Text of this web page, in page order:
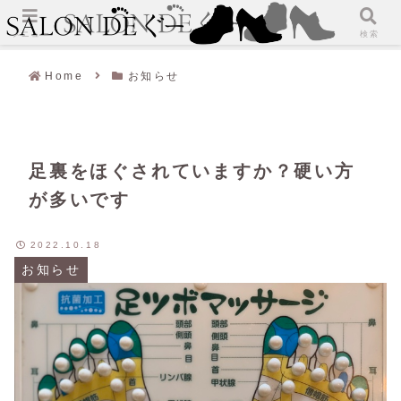
Home お知らせ
足裏をほぐされていますか？硬い方
が多いです
お知らせ
2022.10.18
メニュー 検索